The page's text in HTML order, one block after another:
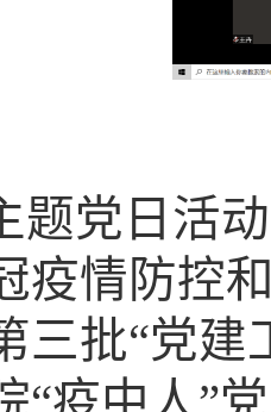
题党日活
疫情防控
三批“党